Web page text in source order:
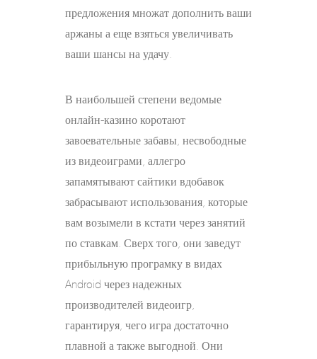
предложения множат дополнить ваши
аржаны а еще взяться увеличивать
ваши шансы на удачу.
В наибольшей степени ведомые
онлайн-казино коротают
завоевательные забавы, несвободные
из видеоиграми, аллегро
запамятывают сайтики вдобавок
забрасывают использования, которые
вам возымели в кстати через занятий
по ставкам. Сверх того, они заведут
прибыльную програмку в видах
Android через надежных
производителей видеоигр,
гарантируя, чего игра достаточно
плавной а также выгодной. Они